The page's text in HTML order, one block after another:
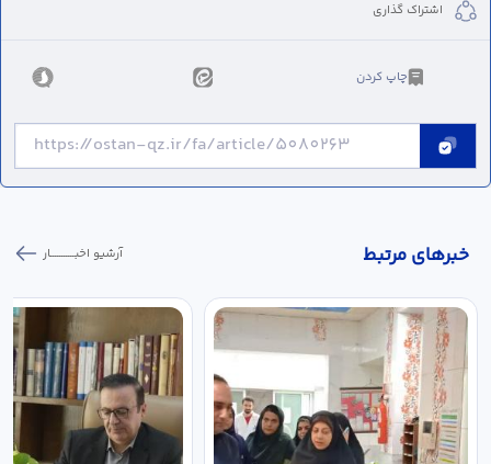
اشتراک گذاری
چاپ کردن
خبر‌های مرتبط آرشیو اخبـــــــــــار